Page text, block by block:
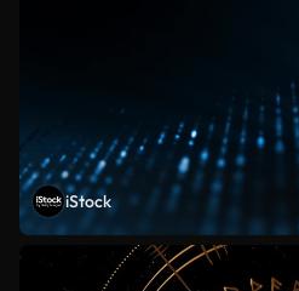
iStock